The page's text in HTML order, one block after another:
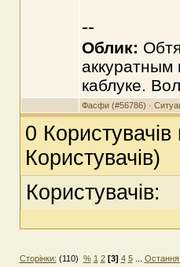
--
Облик:
аккуратным
каблуке.
Фасфи(#56786) ·
0
Користувачів)
Користувачів:
Сторінки: (110) % 1 2 [3] 4 5... Остання